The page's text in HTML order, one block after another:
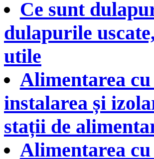
Ce sunt
dulapurile
utile
Alimentarea
instalarea și
stații de
Alimentarea